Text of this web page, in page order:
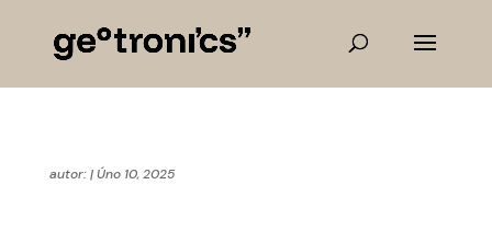
autor:|Úno 10, 2025